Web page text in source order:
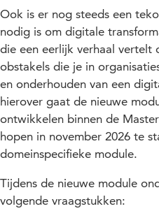
Ook is er nog steeds een
nodig is om digitale
die een eerlijk verhaal vertelt
obstakels die je in
en onderhouden van een
hierover gaat de nieuwe
ontwikkelen binnen de
hopen in november 2026 te
domeinspecifieke module.
Tijdens de nieuwe module
volgende vraagstukken: